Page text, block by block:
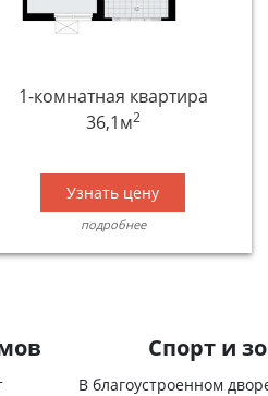
1-комнатная квартира
36,1м2
Узнать цену
подробнее
Спорт и
В благоустроенном